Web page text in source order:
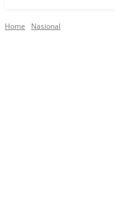
Home Nasional